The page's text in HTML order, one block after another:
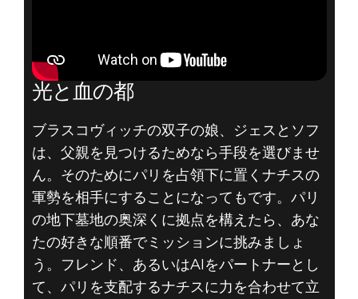
光と血の都
ブラスコヴィッチの双子の娘、ジェスとソフ
は、父親を見つけるためなら手段を選びませ
ん。そのためにパリを占領下に置くナチスの
軍勢を相手にすることになってもです。パリ
の地下墓地の奥深くに拠点を構えたら、あな
たの好きな順番でミッションに挑みましょ
う。フレンド、あるいはAIをパートナーとし
て、パリを支配するナチスに力を合わせて立